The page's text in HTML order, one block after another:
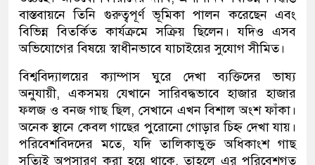
বাস্তবায়নে তিনি গুরুত্বপূর্ণ ভূমিকা পালন করেছেন এবং
বিভিন্ন বিতর্কিত কার্যক্রমে সক্রিয় ছিলেন। যদিও এসব
অভিযোগের বিষয়ে স্বাধীনভাবে যাচাইয়ের সুযোগ সীমিত।
বিশ্ববিদ্যালয়ের ক্যাম্পাস ঘুরে দেখা ব্যক্তিদের ভাষ্য
অনুযায়ী, একসময় যেখানে সারিবদ্ধভাবে হাজার হাজার
ফলজ ও বনজ গাছ ছিল, সেখানে এখন বিশাল অংশ ফাঁকা।
অনেক স্থানে কেবল গাছের পুরোনো গোড়ার চিহ্ন দেখা যায়।
পরিবেশবিদদের মতে, যদি তালিকাভুক্ত অধিকাংশ গাছ
সত্যিই অপসারণ করা হয়ে থাকে, তাহলে এর পরিবেশগত